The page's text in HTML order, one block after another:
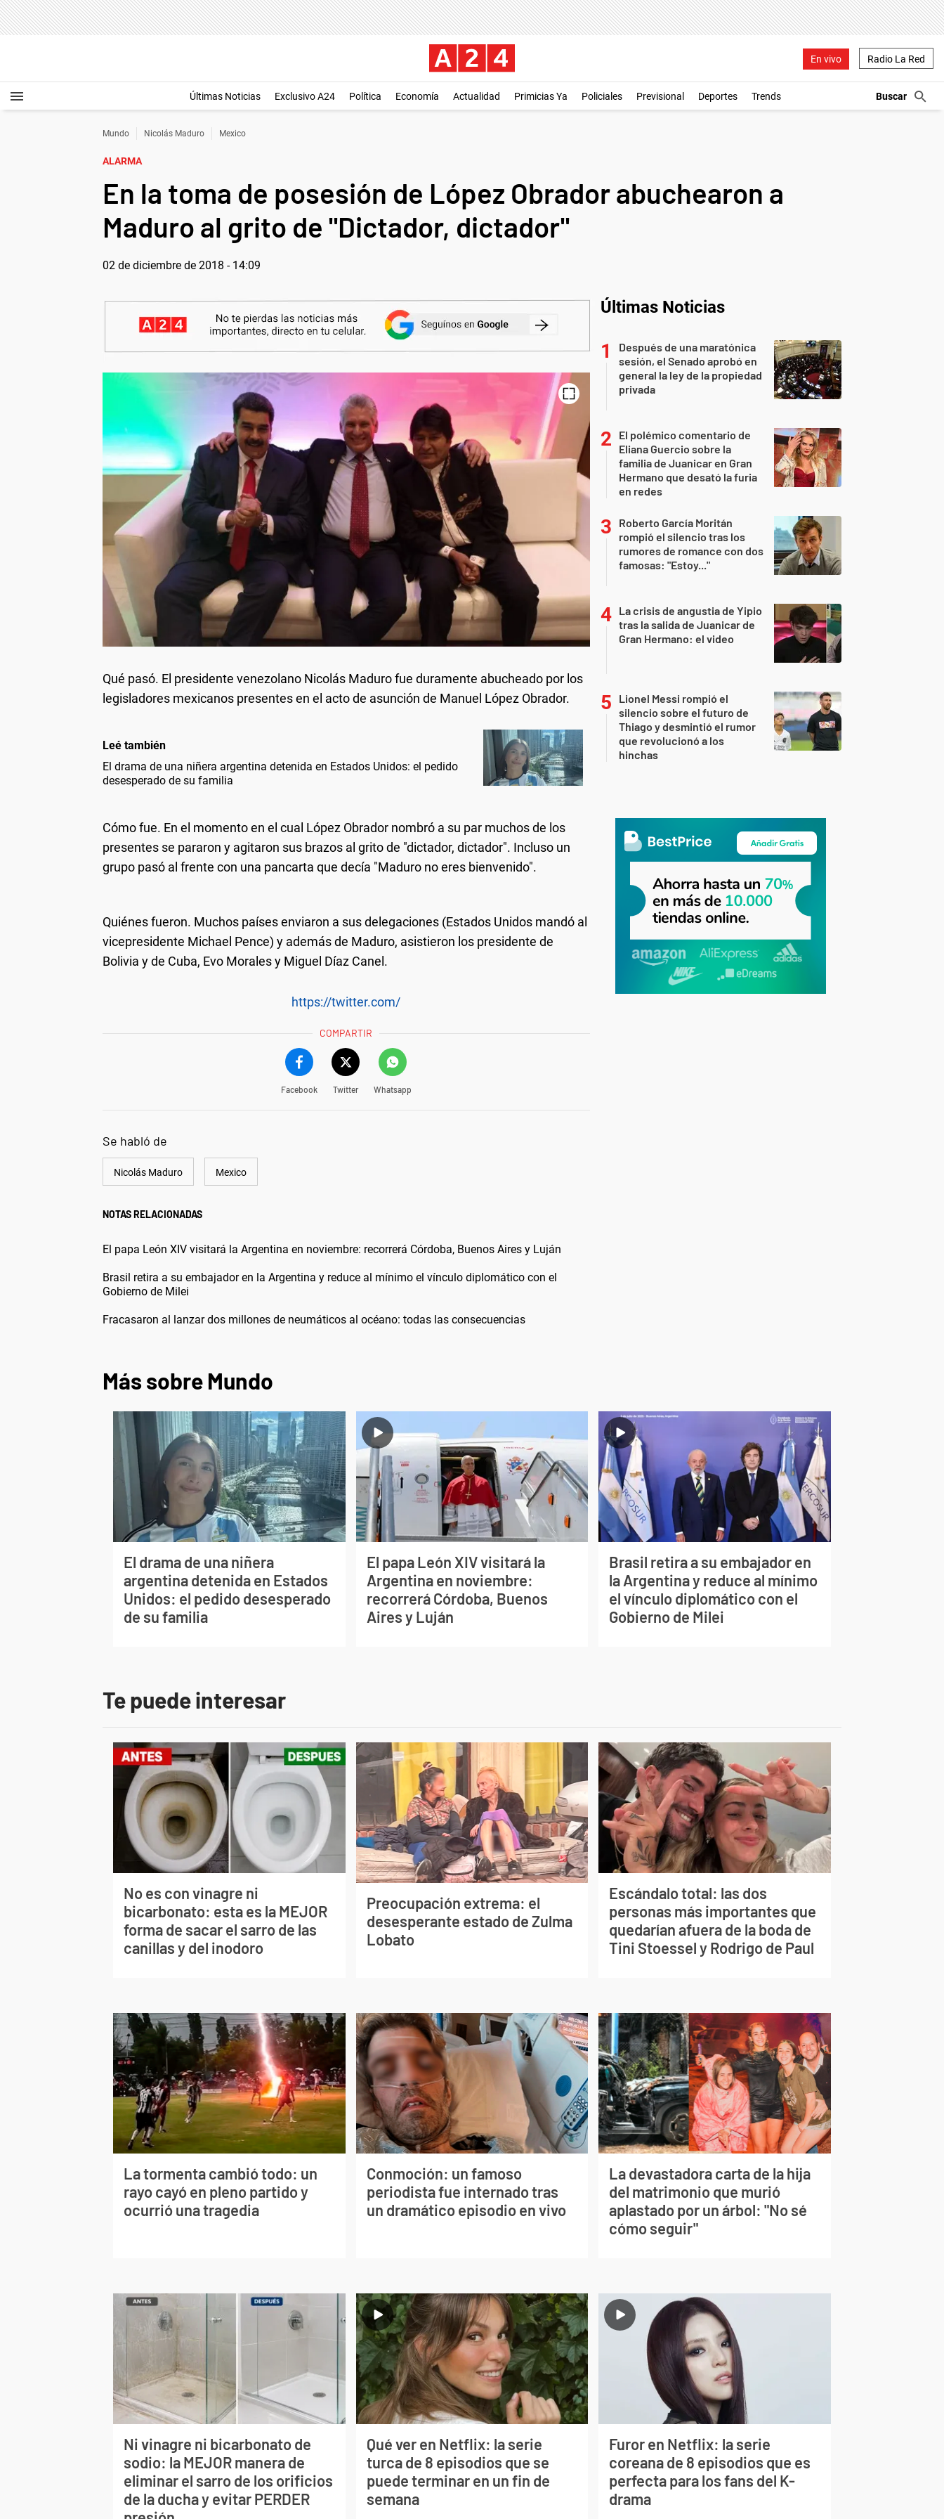
En vivo Radio La Red
Últimas Noticias Exclusivo A24 Política Economía Actualidad Primicias Ya Policiales Previsional Deportes Trends
Mundo Nicolás Maduro Mexico
ALARMA
En la toma de posesión de López Obrador abuchearon a
Maduro al grito de "Dictador, dictador"
02 de diciembre de 2018 - 14:09
Qué pasó. El presidente venezolano Nicolás Maduro fue duramente abucheado por los
legisladores mexicanos presentes en el acto de asunción de Manuel López Obrador.
Leé también
El drama de una niñera argentina detenida en Estados Unidos: el pedido
desesperado de su familia
Cómo fue. En el momento en el cual López Obrador nombró a su par muchos de los
presentes se pararon y agitaron sus brazos al grito de "dictador, dictador". Incluso un
grupo pasó al frente con una pancarta que decía "Maduro no eres bienvenido".
Quiénes fueron. Muchos países enviaron a sus delegaciones (Estados Unidos mandó al
vicepresidente Michael Pence) y además de Maduro, asistieron los presidente de
Bolivia y de Cuba, Evo Morales y Miguel Díaz Canel.
https://twitter.com/
COMPARTIR
Facebook Twitter Whatsapp
Se habló de
Nicolás Maduro Mexico
NOTAS RELACIONADAS
El papa León XIV visitará la Argentina en noviembre: recorrerá Córdoba, Buenos Aires y Luján
Brasil retira a su embajador en la Argentina y reduce al mínimo el vínculo diplomático con el
Gobierno de Milei
Fracasaron al lanzar dos millones de neumáticos al océano: todas las consecuencias
Últimas Noticias
Después de una maratónica
sesión, el Senado aprobó en
general la ley de la propiedad
privada
El polémico comentario de
Eliana Guercio sobre la
familia de Juanicar en Gran
Hermano que desató la furia
en redes
Roberto García Moritán
rompió el silencio tras los
rumores de romance con dos
famosas: "Estoy..."
La crisis de angustia de Yipio
tras la salida de Juanicar de
Gran Hermano: el video
Lionel Messi rompió el
silencio sobre el futuro de
Thiago y desmintió el rumor
que revolucionó a los
hinchas
Más sobre Mundo
El drama de una niñera
argentina detenida en Estados
Unidos: el pedido desesperado
de su familia
El papa León XIV visitará la
Argentina en noviembre:
recorrerá Córdoba, Buenos
Aires y Luján
Brasil retira a su embajador en
la Argentina y reduce al mínimo
el vínculo diplomático con el
Gobierno de Milei
Te puede interesar
No es con vinagre ni
bicarbonato: esta es la MEJOR
forma de sacar el sarro de las
canillas y del inodoro
Preocupación extrema: el
desesperante estado de Zulma
Lobato
Escándalo total: las dos
personas más importantes que
quedarían afuera de la boda de
Tini Stoessel y Rodrigo de Paul
La tormenta cambió todo: un
rayo cayó en pleno partido y
ocurrió una tragedia
Conmoción: un famoso
periodista fue internado tras
un dramático episodio en vivo
La devastadora carta de la hija
del matrimonio que murió
aplastado por un árbol: "No sé
cómo seguir"
Ni vinagre ni bicarbonato de
sodio: la MEJOR manera de
eliminar el sarro de los orificios
de la ducha y evitar PERDER
Qué ver en Netflix: la serie
turca de 8 episodios que se
puede terminar en un fin de
semana
Furor en Netflix: la serie
coreana de 8 episodios que es
perfecta para los fans del K-
drama